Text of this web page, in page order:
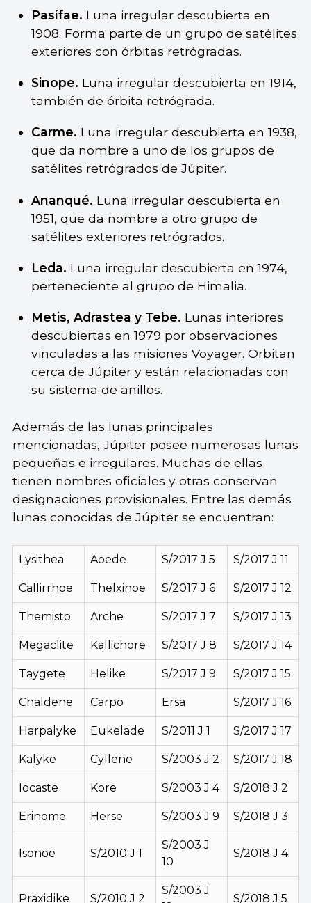
Pasífae. Luna irregular descubierta en
1908. Forma parte de un grupo de satélites
exteriores con órbitas retrógradas.
Sinope. Luna irregular descubierta en 1914,
también de órbita retrógrada.
Carme. Luna irregular descubierta en 1938,
que da nombre a uno de los grupos de
satélites retrógrados de Júpiter.
Ananqué. Luna irregular descubierta en
1951, que da nombre a otro grupo de
satélites exteriores retrógrados.
Leda. Luna irregular descubierta en 1974,
perteneciente al grupo de Himalia.
Metis, Adrastea y Tebe. Lunas interiores
descubiertas en 1979 por observaciones
vinculadas a las misiones Voyager. Orbitan
cerca de Júpiter y están relacionadas con
su sistema de anillos.
Además de las lunas principales
mencionadas, Júpiter posee numerosas lunas
pequeñas e irregulares. Muchas de ellas
tienen nombres oficiales y otras conservan
designaciones provisionales. Entre las demás
lunas conocidas de Júpiter se encuentran:
Lysithea Aoede S/2017 J 5 S/2017 J 11
Callirrhoe Thelxinoe S/2017 J 6 S/2017 J 12
Themisto Arche S/2017 J 7 S/2017 J 13
Megaclite Kallichore S/2017 J 8 S/2017 J 14
Taygete Helike S/2017 J 9 S/2017 J 15
Chaldene Carpo Ersa S/2017 J 16
Harpalyke Eukelade S/2011 J 1 S/2017 J 17
Kalyke Cyllene S/2003 J 2 S/2017 J 18
Iocaste Kore S/2003 J 4 S/2018 J 2
Erinome Herse S/2003 J 9 S/2018 J 3
Isonoe S/2010 J 1
S/2003 J
10
S/2018 J 4
Praxidike S/2010 J 2
S/2003 J
S/2018 J 5